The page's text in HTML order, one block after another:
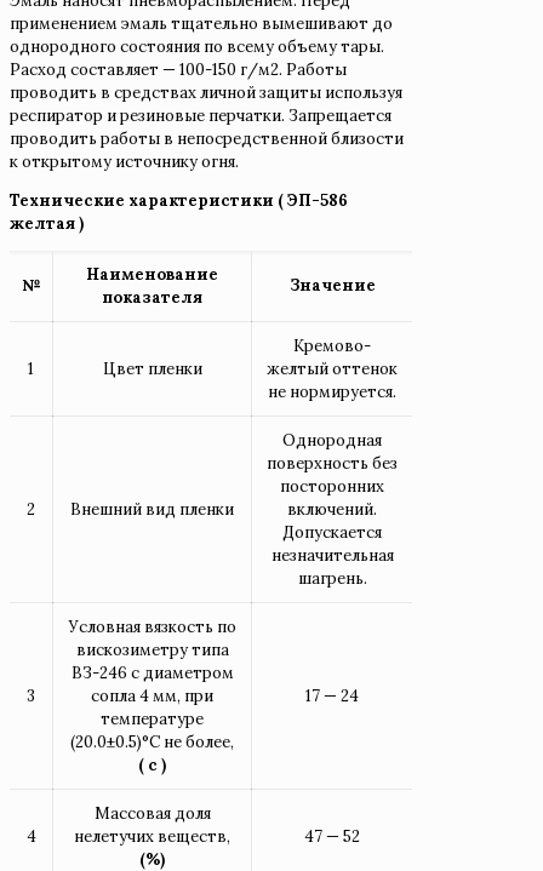
применением эмаль тщательно вымешивают до
однородного состояния по всему объему тары.
Расход составляет — 100-150 г/м2. Работы
проводить в средствах личной защиты используя
респиратор и резиновые перчатки. Запрещается
проводить работы в непосредственной близости
к открытому источнику огня.
Технические характеристики ( ЭП-586
желтая )
№
Наименование
показателя
Значение
1 Цвет пленки
Кремово-
желтый оттенок
не нормируется.
2 Внешний вид пленки
Однородная
поверхность без
посторонних
включений.
Допускается
незначительная
шагрень.
3
Условная вязкость по
вискозиметру типа
ВЗ-246 с диаметром
сопла 4 мм, при
температуре
(20.0±0.5)°С не более,
( с )
17 — 24
4
Массовая доля
нелетучих веществ,
(%)
47 — 52